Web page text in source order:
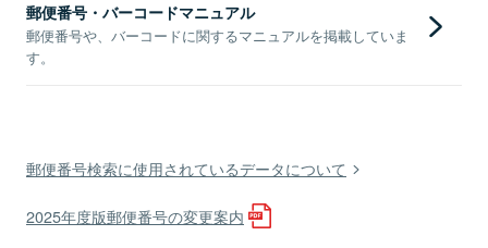
郵便番号・バーコードマニュアル
郵便番号や、バーコードに関するマニュアルを掲載していま
す。
郵便番号検索に使用されているデータについて
2025年度版郵便番号の変更案内